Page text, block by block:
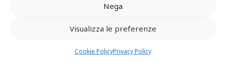
Nega
Visualizza le preferenze
Cookie PolicyPrivacy Policy
sequestro finalizzato
alla confisca per
equivalente, contiene